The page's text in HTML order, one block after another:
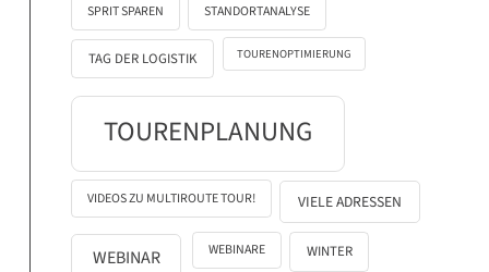
SPRIT SPAREN STANDORTANALYSE
TAG DER LOGISTIK TOURENOPTIMIERUNG
TOURENPLANUNG
VIDEOS ZU MULTIROUTE TOUR! VIELE ADRESSEN
WEBINAR WEBINARE WINTER